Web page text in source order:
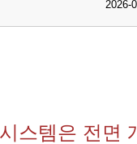
2026-
스템은 전면